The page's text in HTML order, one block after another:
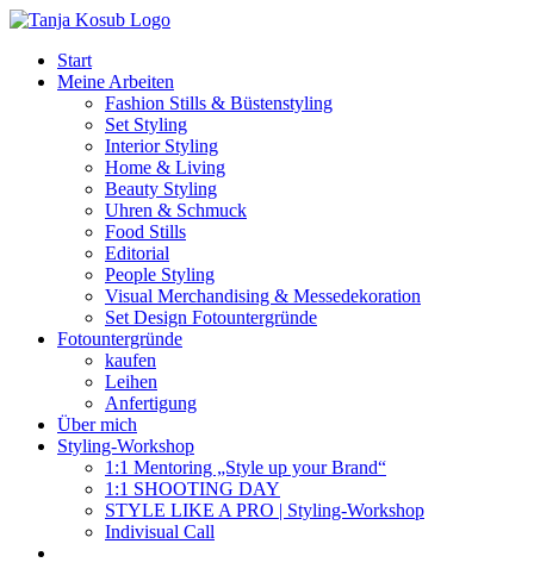
Zum
springenStart
Meine Arbeiten
Fashion Stills & Büstenstyling
Set Styling
Interior Styling
Home & Living
Beauty Styling
Uhren & Schmuck
Food Stills
Editorial
People Styling
Visual Merchandising & Messedekoration
Set Design Fotountergründe
Fotountergründe
kaufen
Leihen
Anfertigung
Über mich
Styling-Workshop
1:1 Mentoring „Style up your Brand“
1:1 SHOOTING DAY
STYLE LIKE A PRO | Styling-Workshop
Indivisual Call